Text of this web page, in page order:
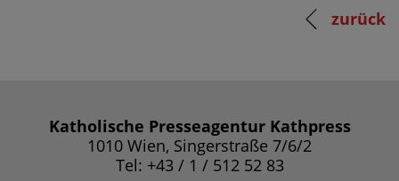
zurück
Katholische Presseagentur Kathpress
1010 Wien, Singerstraße 7/6/2
Tel: +43 / 1 / 512 52 83